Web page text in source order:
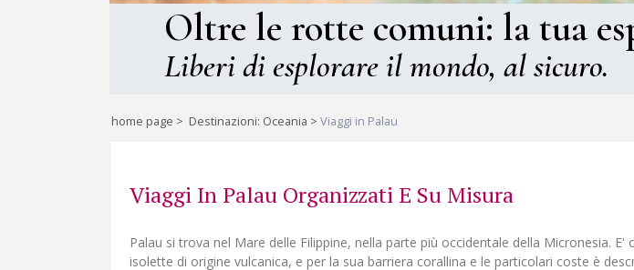
Oltre le rotte comuni: la tua
Liberi di esplorare il mondo, al sicuro.
home page > Destinazioni: Oceania > Viaggi in Palau
Viaggi In Palau Organizzati E Su Misura
Palau si trova nel Mare delle Filippine, nella parte più occidentale della Micronesia.
isolette di origine vulcanica, e per la sua barriera corallina e le particolari coste è